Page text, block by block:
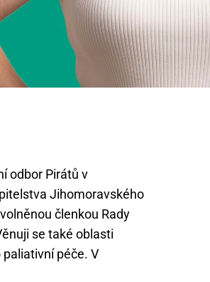
odbor Pirátů v
Jihomoravského
členkou Rady
se také oblasti
péče. V